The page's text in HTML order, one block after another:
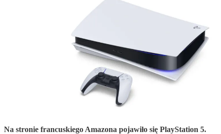
Na stronie francuskiego Amazona pojawiło się PlayStation 5.